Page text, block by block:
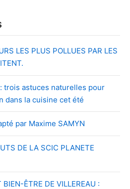
LES PLUS POLLUES PAR LES
trois astuces naturelles pour
dans la cuisine cet été
par Maxime SAMYN
DE LA SCIC PLANETE
ÊTRE DE VILLEREAU :